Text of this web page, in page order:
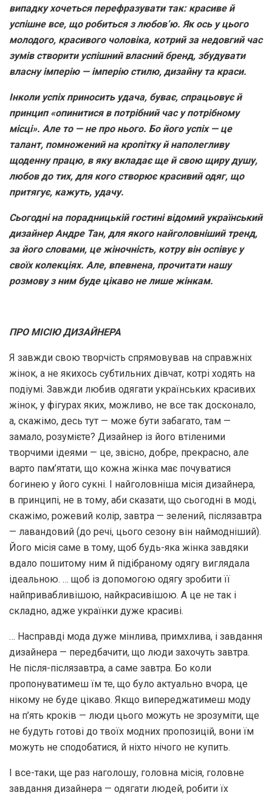
випадку хочеться перефразувати так: красиве й
успішне все, що робиться з любов’ю. Як ось у цього
молодого, красивого чоловіка, котрий за недовгий час
зумів створити успішний власний бренд, збудувати
власну імперію — імперію стилю, дизайну та краси.
Інколи успіх приносить удача, буває, спрацьовує й
принцип «опинитися в потрібний час у потрібному
місці». Але то — не про нього. Бо його успіх — це
талант, помножений на кропітку й наполегливу
щоденну працю, в яку вкладає ще й свою щиру душу,
любов до тих, для кого створює красивий одяг, що
притягує, кажуть, удачу.
Сьогодні на порадницькій гостині відомий український
дизайнер Андре Тан, для якого найголовніший тренд,
за його словами, це жіночність, котру він оспівує у
своїх колекціях. Але, впевнена, прочитати нашу
розмову з ним буде цікаво не лише жінкам.
ПРО МІСІЮ ДИЗАЙНЕРА
Я завжди свою творчість спрямовував на справжніх
жінок, а не якихось субтильних дівчат, котрі ходять на
подіумі. Завжди любив одягати українських красивих
жінок, у фігурах яких, можливо, не все так досконало,
а, скажімо, десь тут — може бути забагато, там —
замало, розумієте? Дизайнер із його втіленими
творчими ідеями — це, звісно, добре, прекрасно, але
варто пам’ятати, що кожна жінка має почуватися
богинею у його сукні. І найголовніша місія дизайнера,
в принципі, не в тому, аби сказати, що сьогодні в моді,
скажімо, рожевий колір, завтра — зелений, післязавтра
— лавандовий (до речі, цього сезону він наймодніший).
Його місія саме в тому, щоб будь-яка жінка завдяки
вдало пошитому ним й підібраному одягу виглядала
ідеальною. … щоб із допомогою одягу зробити її
найпривабливішою, найкрасивішою. А це не так і
складно, адже українки дуже красиві.
… Насправді мода дуже мінлива, примхлива, і завдання
дизайнера — передбачити, що люди захочуть завтра.
Не після-післязавтра, а саме завтра. Бо коли
пропонуватимеш їм те, що було актуально вчора, це
нікому не буде цікаво. Якщо випереджатимеш моду
на п’ять кроків — люди цього можуть не зрозуміти, ще
не будуть готові до твоїх модних пропозицій, вони їм
можуть не сподобатися, й ніхто нічого не купить.
І все-таки, ще раз наголошу, головна місія, головне
завдання дизайнера — одягати людей, робити їх